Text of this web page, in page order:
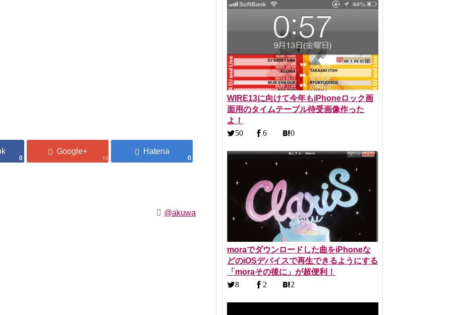
0 0
@akuwa
WIRE13に向けて今年もiPhoneロック画
面用のタイムテーブル待受画像作った
よ！
50 6 0
moraでダウンロードした曲をiPhoneな
どのiOSデバイスで再生できるようにする
「moraその後に」が超便利！
8 2 2